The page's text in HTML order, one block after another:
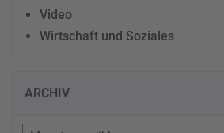
Video
Wirtschaft und Soziales
ARCHIV
Archiv